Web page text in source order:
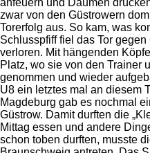
anfeuern und Daumen
zwar von den Güstrowern
Torerfolg aus. So kam, was
Schlusspfiff fiel das Tor
verloren. Mit hängenden
Platz, wo sie von den Trainer
genommen und wieder
U8 ein letztes mal an diesem
Magdeburg gab es nochmal
Güstrow. Damit durften die
Mittag essen und andere
schon toben durften, musste